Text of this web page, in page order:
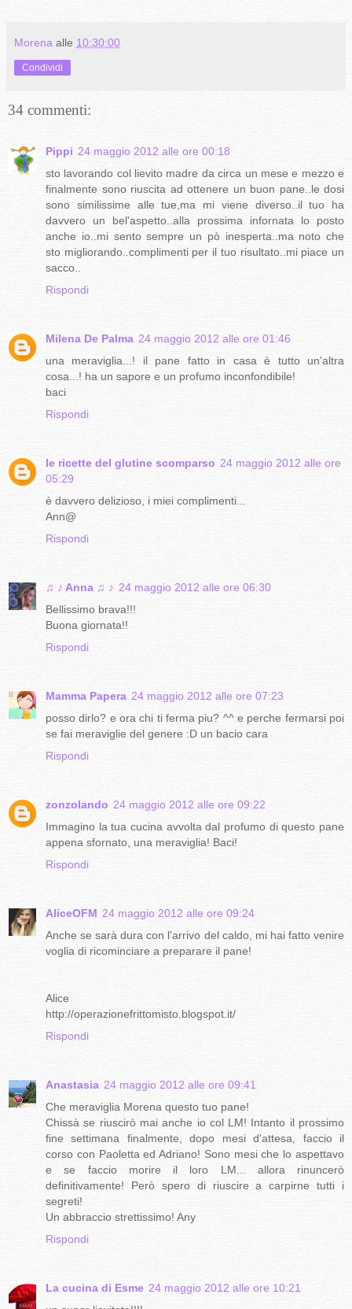
Morena alle 10:30:00
Condividi
34 commenti:
Pippi 24 maggio 2012 alle ore 00:18
sto lavorando col lievito madre da circa un mese e mezzo e
finalmente sono riuscita ad ottenere un buon pane..le dosi
sono similissime alle tue,ma mi viene diverso..il tuo ha
davvero un bel'aspetto..alla prossima infornata lo posto
anche io..mi sento sempre un pò inesperta..ma noto che
sto migliorando..complimenti per il tuo risultato..mi piace un
sacco..
Rispondi
Milena De Palma 24 maggio 2012 alle ore 01:46
una meraviglia...! il pane fatto in casa è tutto un'altra
cosa...! ha un sapore e un profumo inconfondibile!
baci
Rispondi
le ricette del glutine scomparso 24 maggio 2012 alle ore
05:29
è davvero delizioso, i miei complimenti...
Ann@
Rispondi
♫ ♪ Anna ♫ ♪ 24 maggio 2012 alle ore 06:30
Bellissimo brava!!!
Buona giornata!!
Rispondi
Mamma Papera 24 maggio 2012 alle ore 07:23
posso dirlo? e ora chi ti ferma piu? ^^ e perche fermarsi poi
se fai meraviglie del genere :D un bacio cara
Rispondi
zonzolando 24 maggio 2012 alle ore 09:22
Immagino la tua cucina avvolta dal profumo di questo pane
appena sfornato, una meraviglia! Baci!
Rispondi
AliceOFM 24 maggio 2012 alle ore 09:24
Anche se sarà dura con l'arrivo del caldo, mi hai fatto venire
voglia di ricominciare a preparare il pane!
Alice
http://operazionefrittomisto.blogspot.it/
Rispondi
Anastasia 24 maggio 2012 alle ore 09:41
Che meraviglia Morena questo tuo pane!
Chissà se riuscirò mai anche io col LM! Intanto il prossimo
fine settimana finalmente, dopo mesi d'attesa, faccio il
corso con Paoletta ed Adriano! Sono mesi che lo aspettavo
e se faccio morire il loro LM... allora rinuncerò
definitivamente! Però spero di riuscire a carpirne tutti i
segreti!
Un abbraccio strettissimo! Any
Rispondi
La cucina di Esme 24 maggio 2012 alle ore 10:21